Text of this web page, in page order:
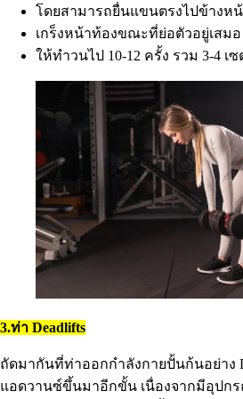
โดยสามารถยื่นแขนตรงไปข้างห
เกร็งหน้าท้องขณะที่ย่อตัวอยู่เสมอ
ให้ทำวนไป 10-12 ครั้ง รวม 3-4 เซ
3.ท่า Deadlifts
ถัดมากันที่ท่าออกกำลังกายปั้นก้นอย่าง
แอดวานซ์ขึ้นมาอีกขั้น เนื่องจากมีอุปก